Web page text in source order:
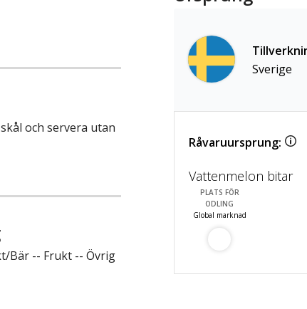
och servera utan
Bär -- Frukt -- Övrig
Sverige
Råvaruursprung:
Vattenmelon bitar
PLATS FÖR
ODLING
Global marknad